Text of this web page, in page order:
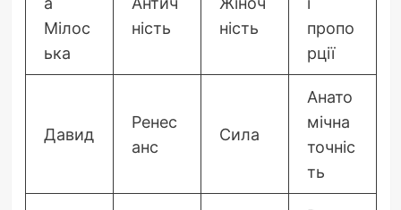
Мілос
ька
ність
ність
пропо
рції
Давид
Ренес
анс
Сила
Анато
мічна
точніс
ть